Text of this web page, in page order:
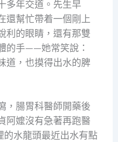
多年交道。先生早
還幫忙帶着一個剛上
利的眼睛，還有那雙
的手——她常笑說：
道，也摸得出水的脾
，腸胃科醫師開藥後
阿嬤沒有急著再跑醫
水龍頭最近出水有點